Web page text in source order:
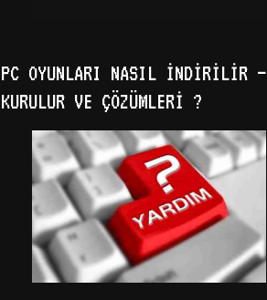
PC OYUNLARI NASIL İNDIRILIR –
KURULUR VE ÇÖZÜMLERI ?